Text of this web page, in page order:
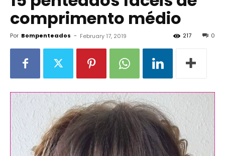
comprimento médio
Por Bompenteados - February 17, 2019 0
217